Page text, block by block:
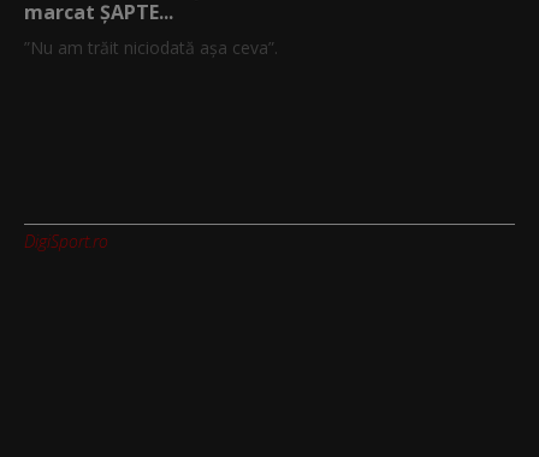
marcat ȘAPTE...
”Nu am trăit niciodată așa ceva”.
DigiSport.ro